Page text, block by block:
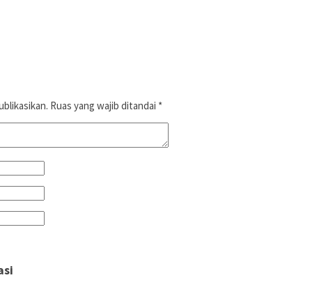
Ruas yang wajib ditandai *